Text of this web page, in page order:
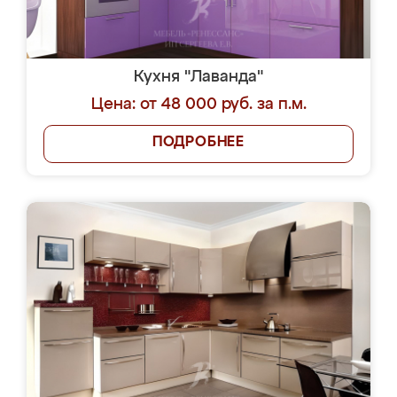
Кухня "Лаванда"
Цена: от 48 000 руб. за п.м.
ПОДРОБНЕЕ